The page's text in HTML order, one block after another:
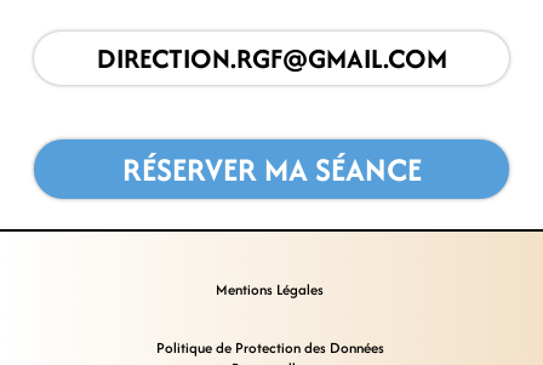
DIRECTION.RGF@GMAIL.COM
RÉSERVER MA SÉANCE
Mentions Légales
Politique de Protection des Données